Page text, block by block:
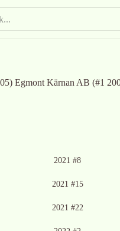
Egmont Kärnan AB (#1
2021 #8
2021 #15
2021 #22